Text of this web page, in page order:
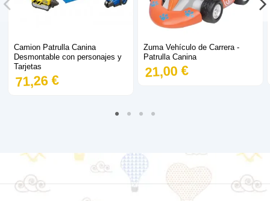
Camion Patrulla Canina
Desmontable con personajes y
Tarjetas
71,26 €
Zuma Vehículo de Carrera -
Patrulla Canina
21,00 €